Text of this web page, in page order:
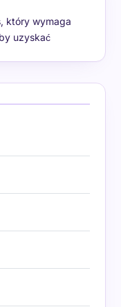
który wymaga
uzyskać